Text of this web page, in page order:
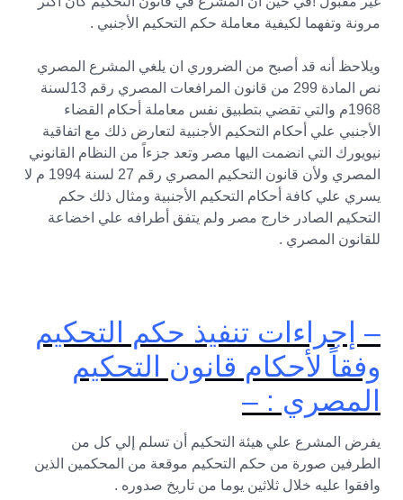
مرونة وتفهما لكيفية معاملة حكم التحكيم الأجنبي .
ويلاحظ أنه قد أصبح من الضروري ان يلغي المشرع المصري
نص المادة 299 من قانون المرافعات المصري رقم 13لسنة
1968م والتي تقضي بتطبيق نفس معاملة أحكام القضاء
الأجنبي علي أحكام التحكيم الأجنبية لتعارض ذلك مع اتفاقية
نيويورك التي انضمت اليها مصر وتعد جزءاً من النظام القانوني
المصري ولأن قانون التحكيم المصري رقم 27 لسنة 1994 م لا
يسري علي كافة أحكام التحكيم الأجنبية ومثال ذلك حكم
التحكيم الصادر خارج مصر ولم يتفق أطرافه علي اخضاعة
للقانون المصري .
– إجراءات تنفيذ حكم التحكيم
وفقاً لأحكام قانون التحكيم
المصري : –
يفرض المشرع علي هيئة التحكيم أن تسلم إلي كل من
الطرفين صورة من حكم التحكيم موقعة من المحكمين الذين
وافقوا عليه خلال ثلاثين يوما من تاريخ صدوره .